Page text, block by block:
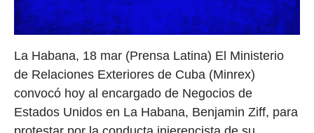
La Habana, 18 mar (Prensa Latina) El Ministerio
de Relaciones Exteriores de Cuba (Minrex)
convocó hoy al encargado de Negocios de
Estados Unidos en La Habana, Benjamin Ziff, para